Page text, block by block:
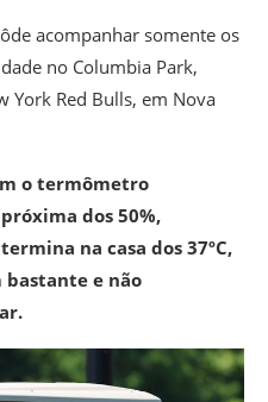
acompanhar somente os
no Columbia Park,
York Red Bulls, em Nova
o termômetro
dos 50%,
na casa dos 37ºC,
bastante e não